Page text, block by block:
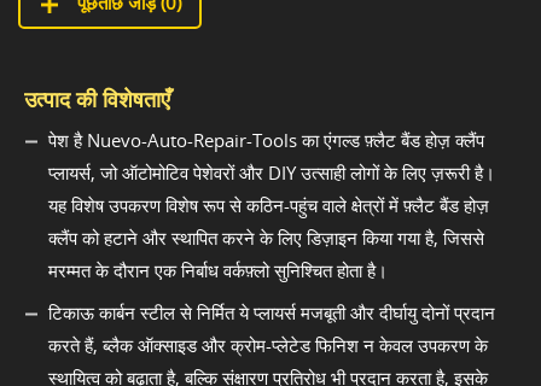
उत्पाद की विशेषताएँ
पेश है Nuevo-Auto-Repair-Tools का एंगल्ड फ़्लैट बैंड होज़ क्लैंप
प्लायर्स, जो ऑटोमोटिव पेशेवरों और DIY उत्साही लोगों के लिए ज़रूरी है।
यह विशेष उपकरण विशेष रूप से कठिन-पहुंच वाले क्षेत्रों में फ़्लैट बैंड होज़
क्लैंप को हटाने और स्थापित करने के लिए डिज़ाइन किया गया है, जिससे
मरम्मत के दौरान एक निर्बाध वर्कफ़्लो सुनिश्चित होता है।
टिकाऊ कार्बन स्टील से निर्मित ये प्लायर्स मजबूती और दीर्घायु दोनों प्रदान
करते हैं, ब्लैक ऑक्साइड और क्रोम-प्लेटेड फिनिश न केवल उपकरण के
स्थायित्व को बढ़ाता है, बल्कि संक्षारण प्रतिरोध भी प्रदान करता है, इसके